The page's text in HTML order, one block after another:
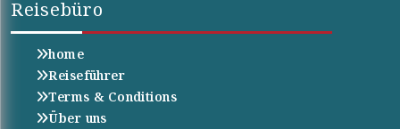
Reisebüro
home
Reiseführer
Terms & Conditions
Über uns